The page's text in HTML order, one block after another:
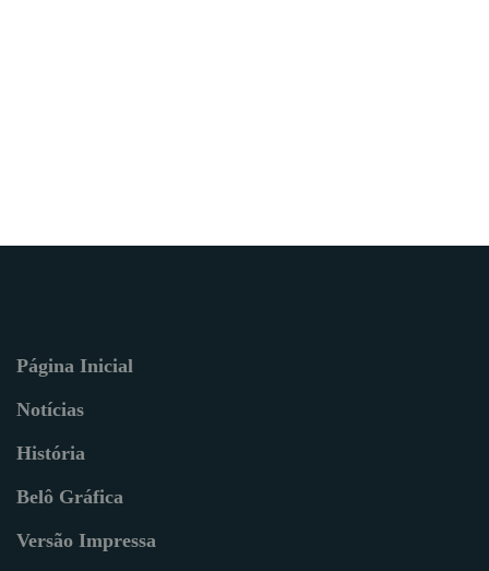
Página Inicial
Notícias
História
Belô Gráfica
Versão Impressa